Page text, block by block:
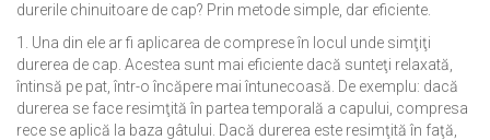
durerile chinuitoare de cap? Prin metode simple, dar eficiente.
1. Una din ele ar fi aplicarea de comprese în locul unde simţiţi
durerea de cap. Acestea sunt mai eficiente dacă sunteţi relaxată,
întinsă pe pat, într-o încăpere mai întunecoasă. De exemplu: dacă
durerea se face resimţită în partea temporală a capului, compresa
rece se aplică la baza gâtului. Dacă durerea este resimţită în faţă,